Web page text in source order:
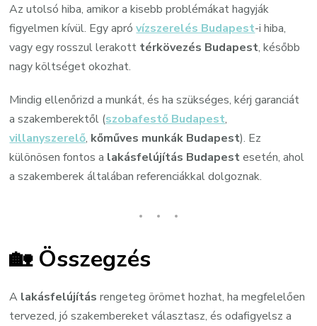
Az utolsó hiba, amikor a kisebb problémákat hagyják
figyelmen kívül. Egy apróvízszerelés Budapest-i hiba,
vagy egy rosszul lerakott térkövezés Budapest, később
nagy költséget okozhat.
Mindig ellenőrizd a munkát, és ha szükséges, kérj garanciát
a szakemberektől (szobafestő Budapest,
villanyszerelő, kőműves munkák Budapest). Ez
különösen fontos a lakásfelújítás Budapestesetén, ahol
a szakemberek általában referenciákkal dolgoznak.
🏡 Összegzés
A lakásfelújítás rengeteg örömet hozhat, ha megfelelően
tervezed, jó szakembereket választasz, és odafigyelsz a